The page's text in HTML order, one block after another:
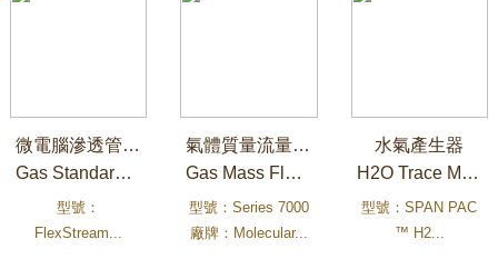
微電腦滲透管氣體產生器
Gas Standards Generator
型號：
FlexStream...
氣體質量流量數位控制器
Gas Mass Flow Controller
型號：Series 7000
廠牌：Molecular...
水氣產生器
H2O Trace Moisture Gas Standard
型號：SPAN PAC
™ H2...